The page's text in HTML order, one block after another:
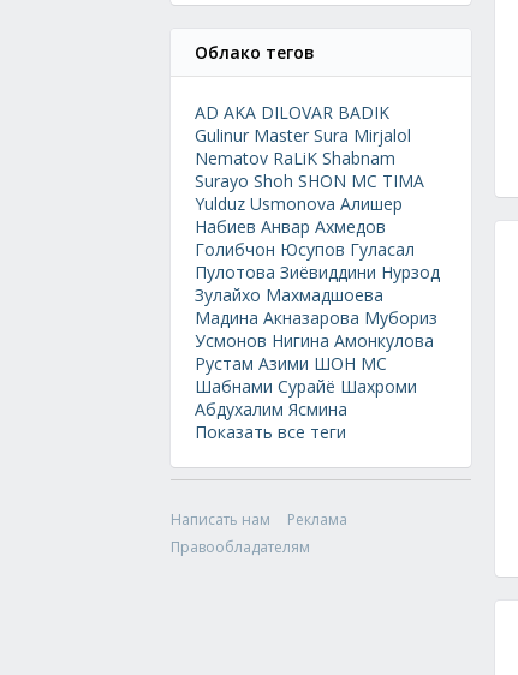
Облако тегов
AD AKA DILOVAR BADIK
Gulinur Master Sura Mirjalol
Nematov RaLiK Shabnam
Surayo Shoh SHON MC TIMA
Yulduz Usmonova Алишер
Набиев Анвар Ахмедов
Голибчон Юсупов Гуласал
Пулотова Зиёвиддини Нурзод
Зулайхо Махмадшоева
Мадина Акназарова Мубориз
Усмонов Нигина Амонкулова
Рустам Азими ШОН МС
Шабнами Сурайё Шахроми
Абдухалим Ясмина
Показать все теги
Написать нам
Реклама
Правообладателям